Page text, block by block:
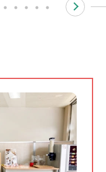
完備。電話や
子
（